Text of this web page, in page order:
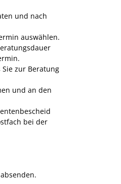
und nach
auswählen.
zur Beratung
und an den
bei der